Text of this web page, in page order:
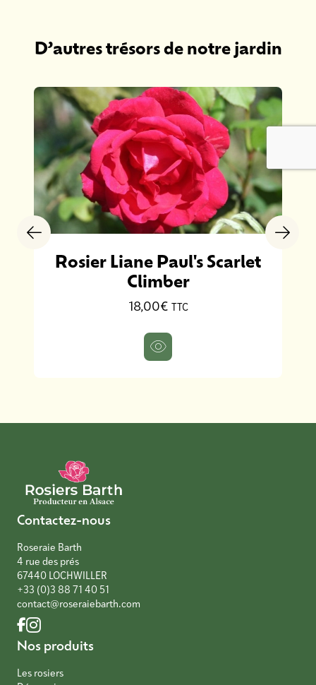
D’autres trésors de notre jardin
Rosier Liane Paul's Scarlet
Climber
18,00€ TTC
Contactez-nous
Roseraie Barth
4 rue des prés
67440 LOCHWILLER
+33 (0)3 88 71 40 51
contact@roseraiebarth.com
Nos produits
Les rosiers